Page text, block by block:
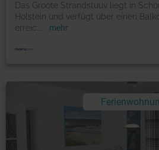
Das Groote Strandstuuv liegt in
Holstein und verfügt über einen
erreic
mehr